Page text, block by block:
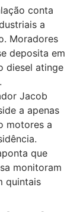
conta
a
Moradores
deposita em
diesel atinge
Jacob
a apenas
motores a
que
monitoram
quintais